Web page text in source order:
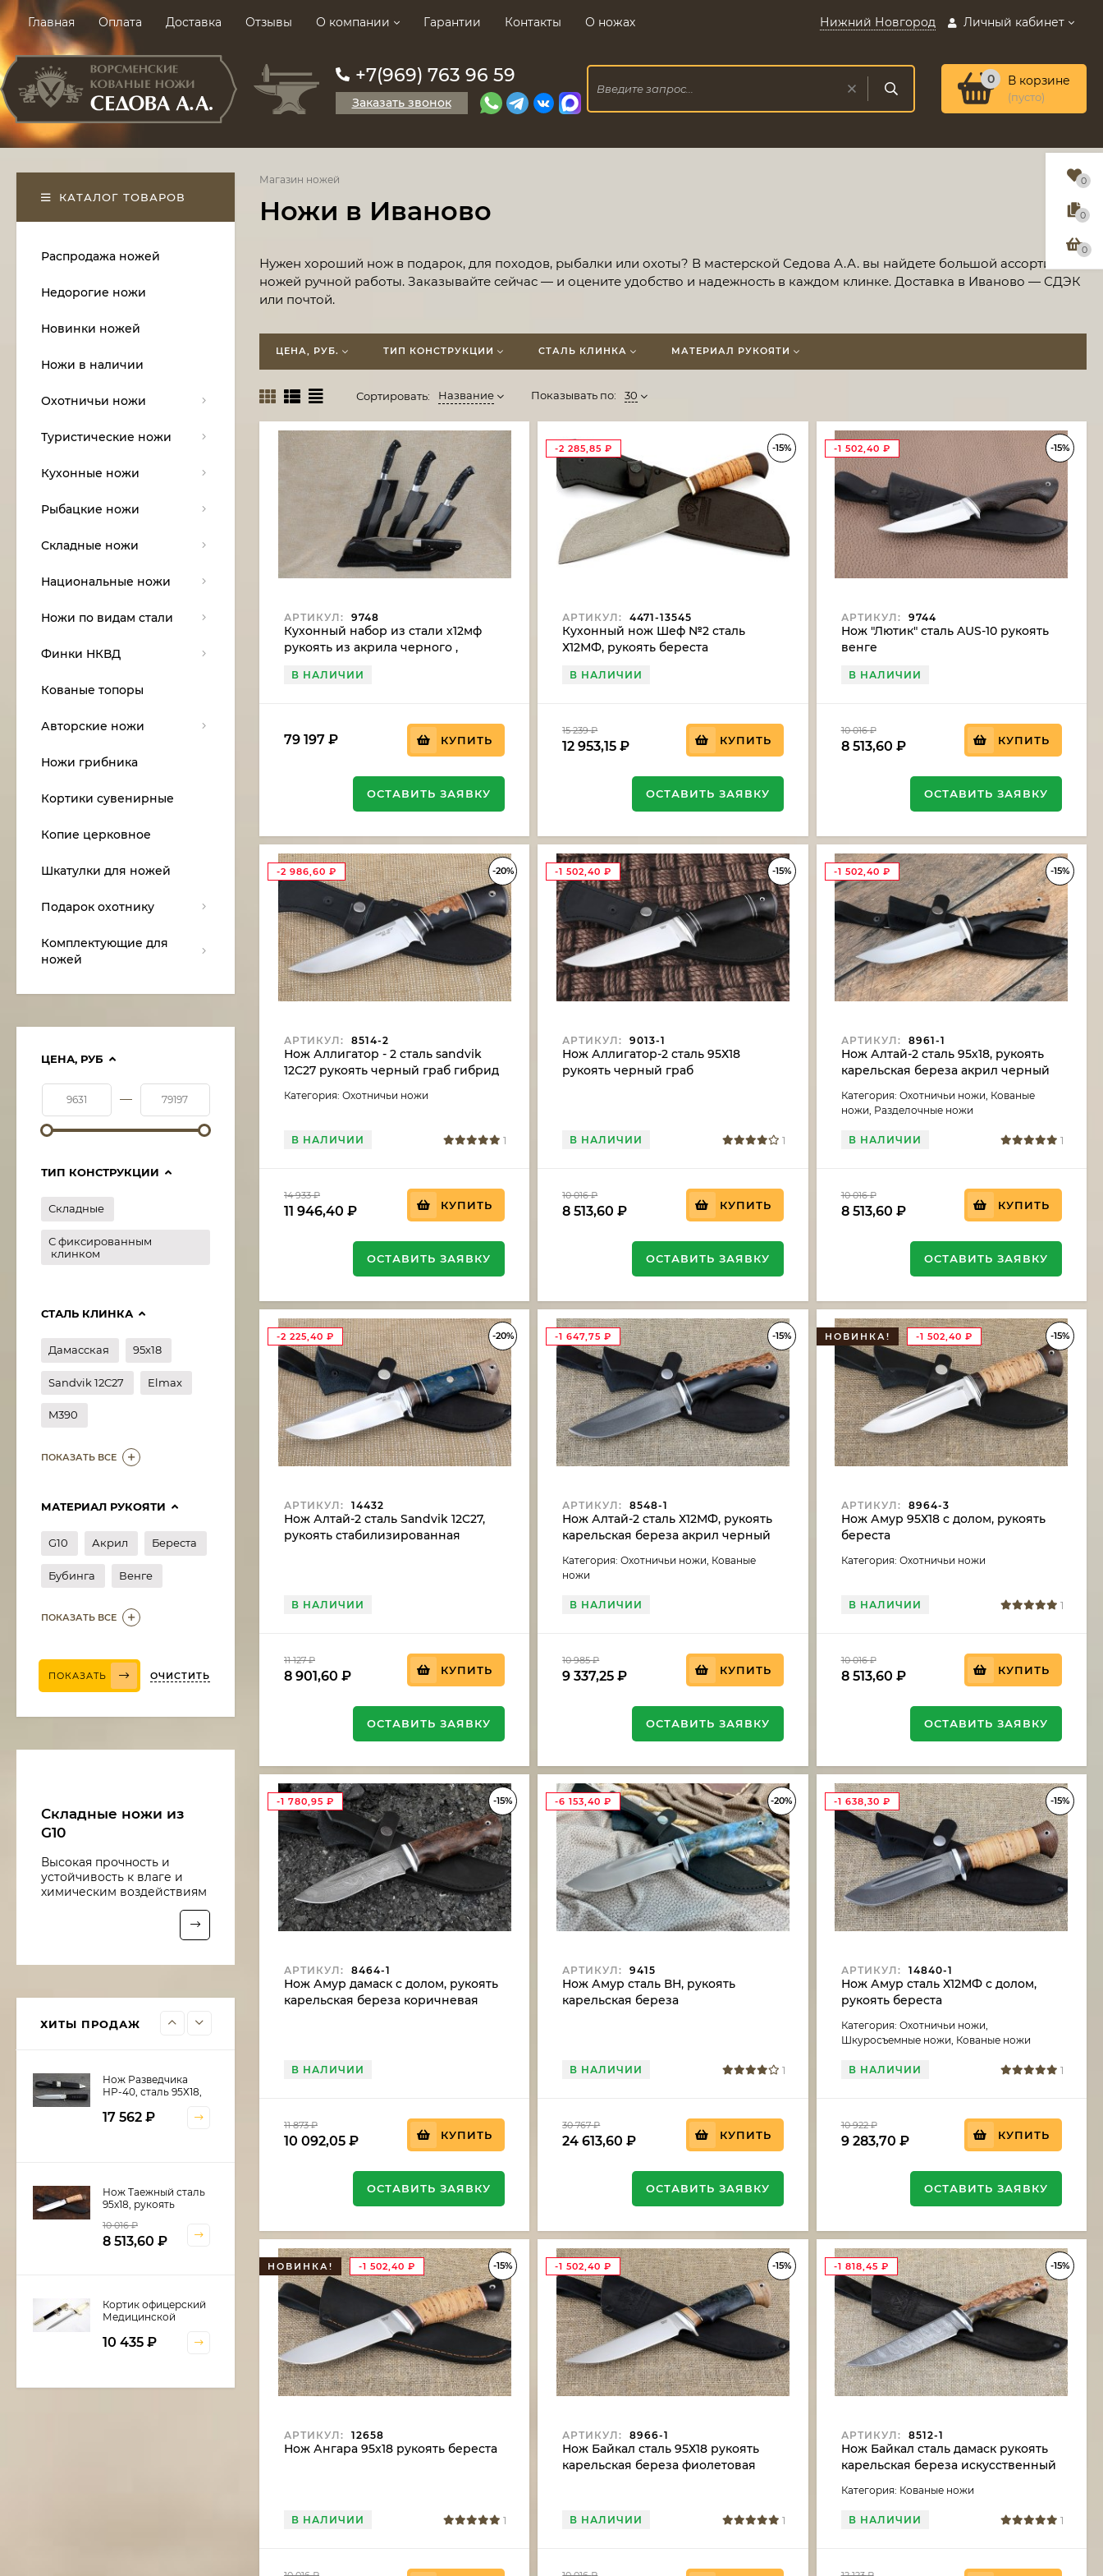
Главная Оплата Доставка Отзывы О компании Гарантии Контакты О ножах Нижний Новгород Личный кабинет
+7(969) 763 96 59
Заказать звонок
0 В корзине
(пусто)
Магазин ножей
Ножи в Иваново
​Нужен хороший нож в подарок, для походов, рыбалки или охоты? В мастерской Седова А.А. вы найдете большой ассортимент
ножей ручной работы. Заказывайте сейчас — и оцените удобство и надежность в каждом клинке. Доставка в Иваново — СДЭК
или почтой.
ЦЕНА, РУБ. ТИП КОНСТРУКЦИИ СТАЛЬ КЛИНКА МАТЕРИАЛ РУКОЯТИ
Сортировать: Название Показывать по: 30
АРТИКУЛ: 9748
Кухонный набор из стали х12мф
рукоять из акрила черного ,
В НАЛИЧИИ
79 197 ₽ КУПИТЬ
ОСТАВИТЬ ЗАЯВКУ
-15%
-2 285,85₽
АРТИКУЛ: 4471-13545
Кухонный нож Шеф №2 сталь
Х12МФ, рукоять береста
В НАЛИЧИИ
15 239₽
12 953,15₽ КУПИТЬ
ОСТАВИТЬ ЗАЯВКУ
-15%
-1 502,40 ₽
АРТИКУЛ: 9744
Нож "Лютик" сталь AUS-10 рукоять
венге
В НАЛИЧИИ
10 016₽
8 513,60 ₽ КУПИТЬ
ОСТАВИТЬ ЗАЯВКУ
-20%
-2 986,60 ₽
АРТИКУЛ: 8514-2
Нож Аллигатор - 2 сталь sandvik
12C27 рукоять черный граб гибрид
Категория: Охотничьи ножи
В НАЛИЧИИ 1
14 933₽
11 946,40 ₽ КУПИТЬ
ОСТАВИТЬ ЗАЯВКУ
-15%
-1 502,40₽
АРТИКУЛ: 9013-1
Нож Аллигатор-2 сталь 95Х18
рукоять черный граб
В НАЛИЧИИ 1
10 016₽
8 513,60₽ КУПИТЬ
ОСТАВИТЬ ЗАЯВКУ
-15%
-1 502,40 ₽
АРТИКУЛ: 8961-1
Нож Алтай-2 сталь 95х18, рукоять
карельская береза акрил черный
Категория: Охотничьи ножи, Кованые
ножи, Разделочные ножи
В НАЛИЧИИ 1
10 016₽
8 513,60 ₽ КУПИТЬ
ОСТАВИТЬ ЗАЯВКУ
-20%
-2 225,40 ₽
АРТИКУЛ: 14432
Нож Алтай-2 сталь Sandvik 12C27,
рукоять стабилизированная
В НАЛИЧИИ
11 127₽
8 901,60 ₽ КУПИТЬ
ОСТАВИТЬ ЗАЯВКУ
-15%
-1 647,75₽
АРТИКУЛ: 8548-1
Нож Алтай-2 сталь Х12МФ, рукоять
карельская береза акрил черный
Категория: Охотничьи ножи, Кованые
ножи
В НАЛИЧИИ
10 985₽
9 337,25₽ КУПИТЬ
ОСТАВИТЬ ЗАЯВКУ
-15%
НОВИНКА! -1 502,40 ₽
АРТИКУЛ: 8964-3
Нож Амур 95Х18 с долом, рукоять
береста
Категория: Охотничьи ножи
В НАЛИЧИИ 1
10 016₽
8 513,60 ₽ КУПИТЬ
ОСТАВИТЬ ЗАЯВКУ
-15%
-1 780,95 ₽
АРТИКУЛ: 8464-1
Нож Амур дамаск с долом, рукоять
карельская береза коричневая
В НАЛИЧИИ
11 873₽
10 092,05 ₽ КУПИТЬ
ОСТАВИТЬ ЗАЯВКУ
-20%
-6 153,40₽
АРТИКУЛ: 9415
Нож Амур сталь ВН, рукоять
карельская береза
В НАЛИЧИИ 1
30 767₽
24 613,60₽ КУПИТЬ
ОСТАВИТЬ ЗАЯВКУ
-15%
-1 638,30 ₽
АРТИКУЛ: 14840-1
Нож Амур сталь Х12МФ с долом,
рукоять береста
Категория: Охотничьи ножи,
Шкуросъемные ножи, Кованые ножи
В НАЛИЧИИ 1
10 922₽
9 283,70 ₽ КУПИТЬ
ОСТАВИТЬ ЗАЯВКУ
-15%
НОВИНКА! -1 502,40 ₽
АРТИКУЛ: 12658
Нож Ангара 95х18 рукоять береста
В НАЛИЧИИ 1
-15%
-1 502,40₽
АРТИКУЛ: 8966-1
Нож Байкал сталь 95Х18 рукоять
карельская береза фиолетовая
В НАЛИЧИИ 1
-15%
-1 818,45 ₽
АРТИКУЛ: 8512-1
Нож Байкал сталь дамаск рукоять
карельская береза искусственный
Категория: Кованые ножи
В НАЛИЧИИ 1
КАТАЛОГ ТОВАРОВ
Распродажа ножей
Недорогие ножи
Новинки ножей
Ножи в наличии
Охотничьи ножи
Туристические ножи
Кухонные ножи
Рыбацкие ножи
Складные ножи
Национальные ножи
Ножи по видам стали
Финки НКВД
Кованые топоры
Авторские ножи
Ножи грибника
Кортики сувенирные
Копие церковное
Шкатулки для ножей
Подарок охотнику
Комплектующие для
ножей
ЦЕНА, РУБ
—
ТИП КОНСТРУКЦИИ
Складные
С фиксированным
клинком
СТАЛЬ КЛИНКА
Дамасская 95х18
Sandvik 12C27 Elmax
M390
ПОКАЗАТЬ ВСЕ
МАТЕРИАЛ РУКОЯТИ
G10 Акрил Береста
Бубинга Венге
ПОКАЗАТЬ ВСЕ
ПОКАЗАТЬ ОЧИСТИТЬ
Складные ножи из
G10
Высокая прочность и
устойчивость к влаге и
химическим воздействиям
ХИТЫ ПРОДАЖ
95х18, рукоять
береста
10 016₽
Нож Рыболов-5 сталь
10 922₽
Нож Разведчика
НР-40, сталь 95Х18,
черный граб,
17 562 ₽
Нож Таежный сталь
95х18, рукоять
10 016₽
8 513,60 ₽
Кортик офицерский
Медицинской
10 435 ₽
0
0
0